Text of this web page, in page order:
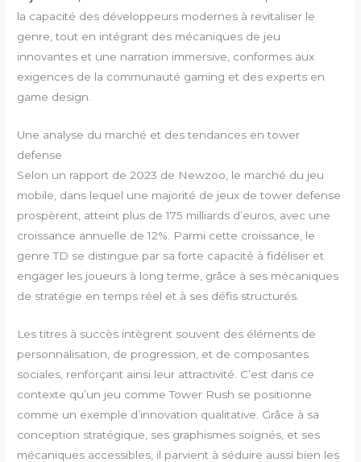
la capacité des développeurs modernes à revitaliser le
genre, tout en intégrant des mécaniques de jeu
innovantes et une narration immersive, conformes aux
exigences de la communauté gaming et des experts en
game design.
Une analyse du marché et des tendances en tower
defense
Selon un rapport de 2023 de Newzoo, le marché du jeu
mobile, dans lequel une majorité de jeux de tower defense
prospèrent, atteint plus de 175 milliards d’euros, avec une
croissance annuelle de 12%. Parmi cette croissance, le
genre TD se distingue par sa forte capacité à fidéliser et
engager les joueurs à long terme, grâce à ses mécaniques
de stratégie en temps réel et à ses défis structurés.
Les titres à succès intègrent souvent des éléments de
personnalisation, de progression, et de composantes
sociales, renforçant ainsi leur attractivité. C’est dans ce
contexte qu’un jeu comme Tower Rush se positionne
comme un exemple d’innovation qualitative. Grâce à sa
conception stratégique, ses graphismes soignés, et ses
mécaniques accessibles, il parvient à séduire aussi bien les